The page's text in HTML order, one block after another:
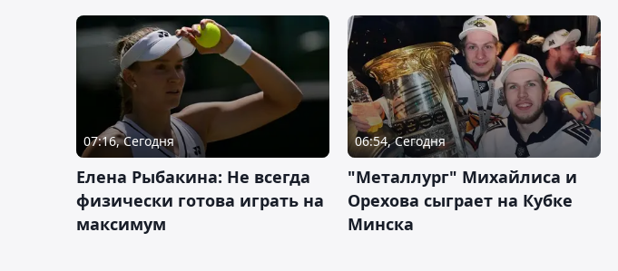
07:16, Сегодня
Елена Рыбакина: Не всегда
физически готова играть на
максимум
06:54, Сегодня
"Металлург" Михайлиса и
Орехова сыграет на Кубке
Минска